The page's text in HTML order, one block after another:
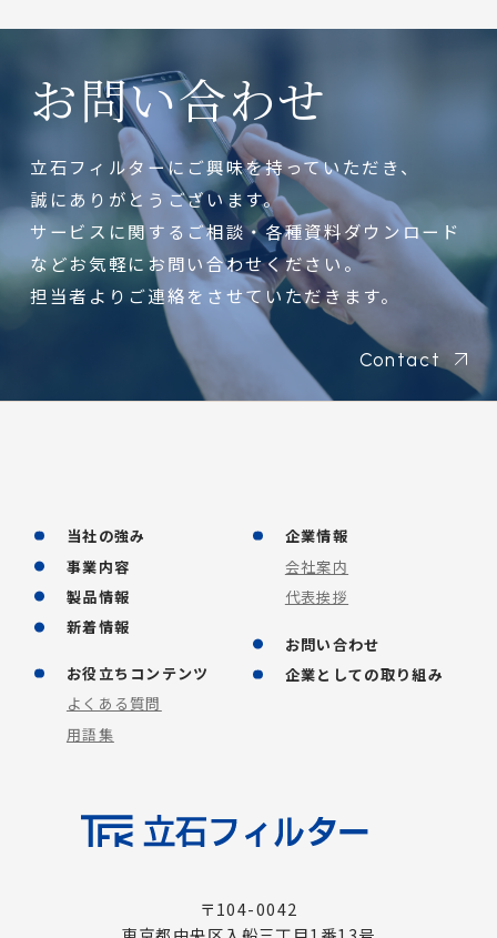
お問い合わせ
Contact
立石フィルターにご興味を持っていただき、
誠にありがとうございます。
サービスに関するご相談・各種資料ダウンロード
などお気軽にお問い合わせください。
担当者よりご連絡をさせていただきます。
〒104-0042
当社の強み
事業内容
製品情報
新着情報
企業情報
会社案内
代表挨拶
お役立ちコンテンツ
よくある質問
用語集
お問い合わせ
企業としての取り組み